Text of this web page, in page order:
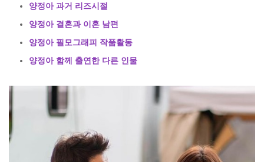
양정아 과거 리즈시절
양정아 결혼과 이혼 남편
양정아 필모그래피 작품활동
양정아 함께 출연한 다른 인물